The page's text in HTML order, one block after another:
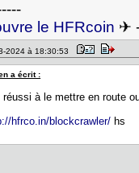
le HFRcoin ✈
2024 à 18:30:53
a écrit :
réussi à le mettre en route
hfrco.in/blockcrawler/ hs